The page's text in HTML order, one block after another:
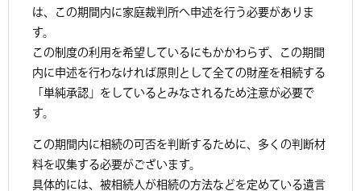
は、この期間内に家庭裁判所へ申述を行う必要がありま
す。
この制度の利用を希望しているにもかかわらず、この期間
内に申述を行わなければ原則として全ての財産を相続する
「単純承認」をしているとみなされるため注意が必要で
す。
この期間内に相続の可否を判断するために、多くの判断材
料を収集する必要がございます。
具体的には、被相続人が相続の方法などを定めている遺言